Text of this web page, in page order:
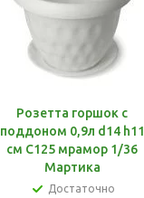
Розетта горшок с
поддоном 0,9л d14 h11
см С125 мрамор 1/36
Мартика
Достаточно